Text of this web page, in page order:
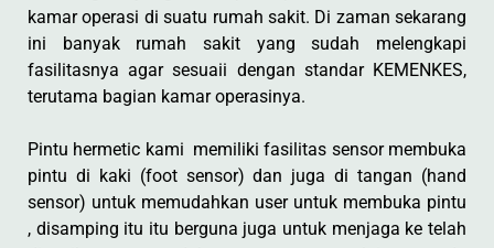
kamar operasi di suatu rumah sakit. Di zaman sekarang
ini banyak rumah sakit yang sudah melengkapi
fasilitasnya agar sesuaii dengan standar KEMENKES,
terutama bagian kamar operasinya.
Pintu hermetic kami memiliki fasilitas sensor membuka
pintu di kaki (foot sensor) dan juga di tangan (hand
sensor) untuk memudahkan user untuk membuka pintu
, disamping itu itu berguna juga untuk menjaga ke telah